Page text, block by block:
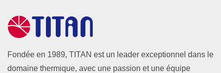
Fondée en 1989, TITAN est un leader exceptionnel dans le
domaine thermique, avec une passion et une équipe